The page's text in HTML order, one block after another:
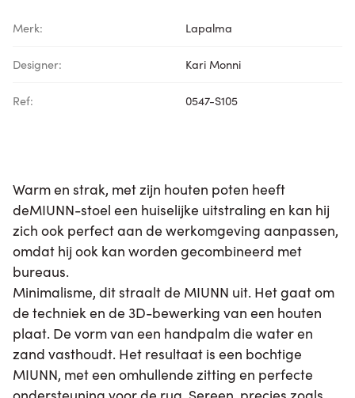
Merk: Lapalma
Designer: Kari Monni
Ref: 0547-S105
Warm en strak, met zijn houten poten heeft
deMIUNN-stoel een huiselijke uitstraling en kan hij
zich ook perfect aan de werkomgeving aanpassen,
omdat hij ook kan worden gecombineerd met
bureaus.
Minimalisme, dit straalt de MIUNN uit. Het gaat om
de techniek en de 3D-bewerking van een houten
plaat. De vorm van een handpalm die water en
zand vasthoudt. Het resultaat is een bochtige
MIUNN, met een omhullende zitting en perfecte